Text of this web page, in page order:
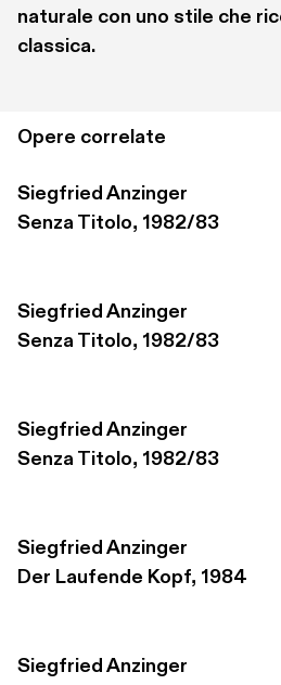
naturale con uno stile che
classica.
Opere correlate
Siegfried Anzinger
Senza Titolo, 1982/83
Siegfried Anzinger
Senza Titolo, 1982/83
Siegfried Anzinger
Senza Titolo, 1982/83
Siegfried Anzinger
Der Laufende Kopf, 1984
Siegfried Anzinger